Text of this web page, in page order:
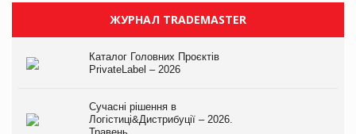
ЖУРНАЛ TRADEMASTER
Каталог Головних Проєктів
PrivateLabel – 2026
Сучасні рішення в
Логістиці&Дистрибуції – 2026.